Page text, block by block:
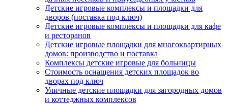
Детские игровые комплексы и площадки для
дворов (поставка под ключ)
Детские игровые комплексы и площадки для кафе
и ресторанов
Детские игровые площадки для многоквартирных
домов: производство и поставка
Комплексы детские игровые для больницы
Стоимость оснащения детских площадок во
дворах под ключ
Уличные детские площадки для загородных домов
и коттеджных комплексов